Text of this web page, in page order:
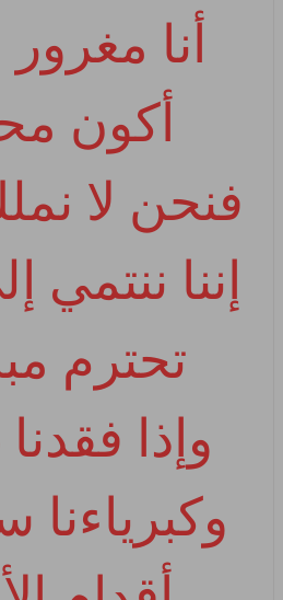
أنا
أكون
فنحن لا
إننا ننتمي
تحترم
وإذا
وكبرياءنا